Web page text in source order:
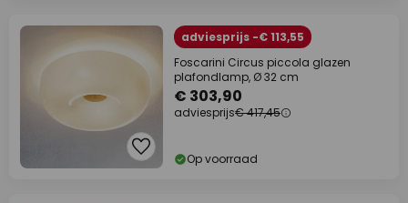
adviesprijs -€ 113,55
Foscarini Circus piccola glazen
plafondlamp, Ø 32 cm
€ 303,90
adviesprijs€ 417,45
Op voorraad